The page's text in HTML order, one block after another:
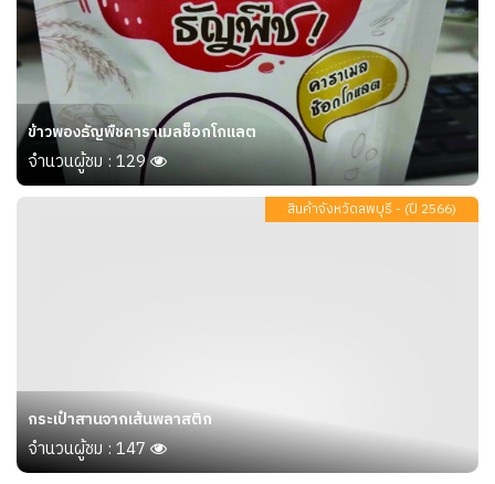
ข้าวพองธัญพืชคาราเมลช็อกโกแลต
จำนวนผู้ชม : 129
สินค้าจังหวัดลพบุรี - (ปี 2566)
กระเป๋าสานจากเส้นพลาสติก
จำนวนผู้ชม : 147